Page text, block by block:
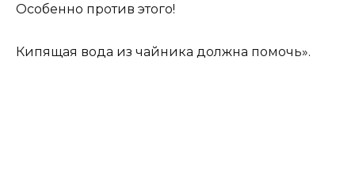
Особенно против этого!
Кипящая вода из чайника должна помочь».